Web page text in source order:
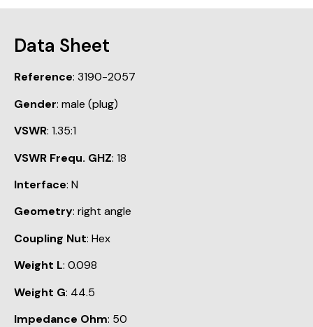
Data Sheet
Reference: 3190-2057
Gender: male (plug)
VSWR: 1.35:1
VSWR Frequ. GHZ: 18
Interface: N
Geometry: right angle
Coupling Nut: Hex
Weight L: 0.098
Weight G: 44.5
Impedance Ohm: 50